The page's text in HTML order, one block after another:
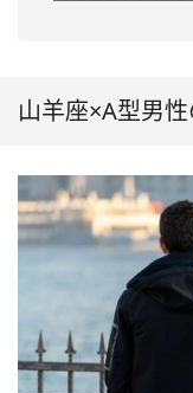
山羊座×A型男